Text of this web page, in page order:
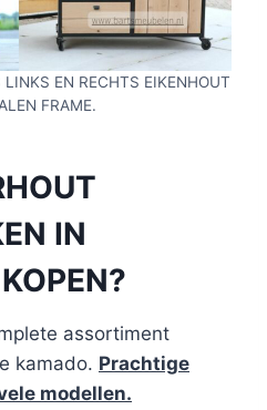
EN RECHTS EIKENHOUT
FRAME.
IN
assortiment
kamado. Prachtige
modellen.